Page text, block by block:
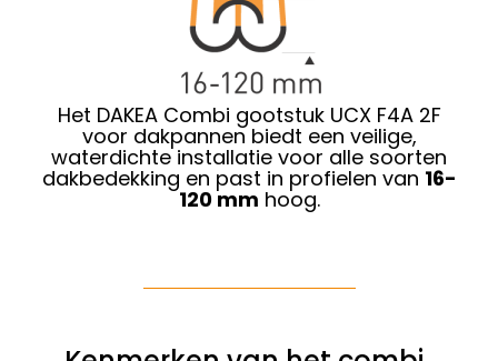
Het DAKEA Combi gootstuk UCX F4A 2F
voor dakpannen biedt een veilige,
waterdichte installatie voor alle soorten
dakbedekking en past in profielen van 16-
120 mm hoog.